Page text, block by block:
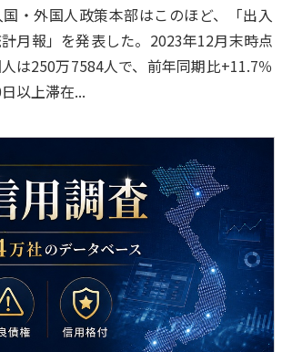
・外国人政策本部はこのほど、「出入
月報」を発表した。2023年12月末時点
は250万7584人で、前年同期比+11.7％
以上滞在...